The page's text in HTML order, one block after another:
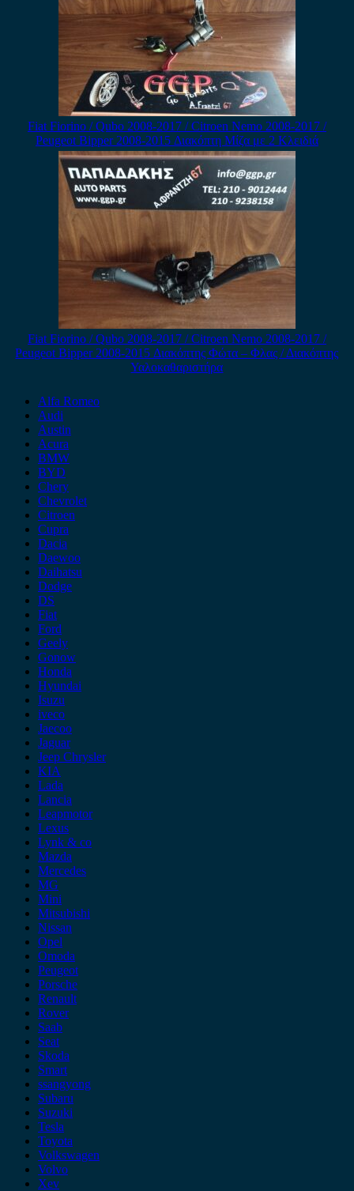
Fiat Fiorino / Qubo 2008-2017 / Citroen Nemo 2008-2017 /
Peugeot Bipper 2008-2015 Διακόπτη Μίζα με 2 Κλειδιά
Fiat Fiorino / Qubo 2008-2017 / Citroen Nemo 2008-2017 /
Peugeot Bipper 2008-2015 Διακόπτης Φώτα – Φλας / Διακόπτης
Υαλοκαθαριστήρα
Alfa Romeo
Audi
Austin
Acura
BMW
BYD
Chery
Chevrolet
Citroen
Cupra
Dacia
Daewoo
Daihatsu
Dodge
DS
Fiat
Ford
Geely
Gonow
Honda
Hyundai
Isuzu
iveco
Jaecoo
Jaguar
Jeep Chrysler
KIA
Lada
Lancia
Leapmotor
Lexus
Lynk & co
Mazda
Mercedes
MG
Mini
Mitsubishi
Nissan
Opel
Omoda
Peugeot
Porsche
Renault
Rover
Saab
Seat
Skoda
Smart
ssangyong
Subaru
Suzuki
Tesla
Toyota
Volkswagen
Volvo
Xev